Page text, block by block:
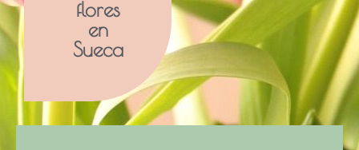
flores
en
Sueca